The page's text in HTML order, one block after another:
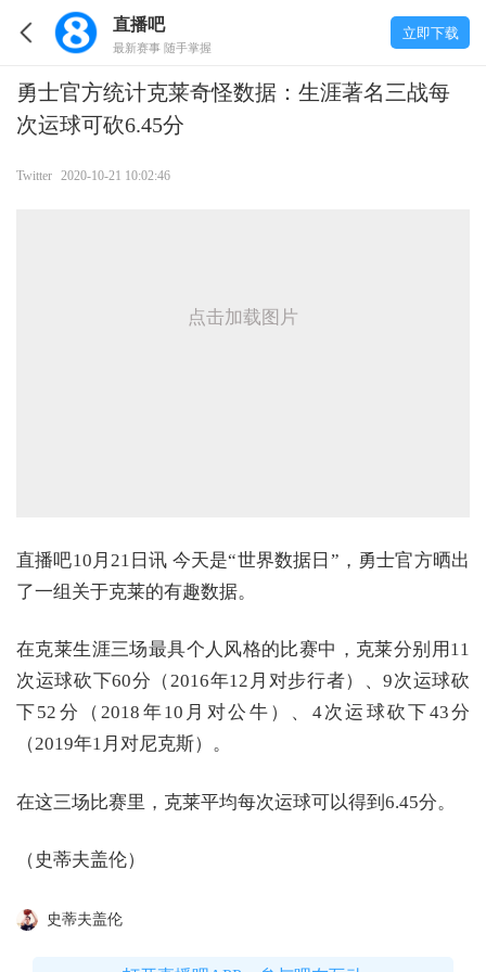
直播吧
最新赛事 随手掌握
立即下载
勇士官方统计克莱奇怪数据：生涯著名三战每
次运球可砍6.45分
Twitter 2020-10-21 10:02:46
点击加载图片
直播吧10月21日讯 今天是“世界数据日”，勇士官方晒出
了一组关于克莱的有趣数据。
在克莱生涯三场最具个人风格的比赛中，克莱分别用11
次运球砍下60分（2016年12月对步行者）、9次运球砍
下52分（2018年10月对公牛）、4次运球砍下43分
（2019年1月对尼克斯）。
在这三场比赛里，克莱平均每次运球可以得到6.45分。
（史蒂夫盖伦）
史蒂夫盖伦